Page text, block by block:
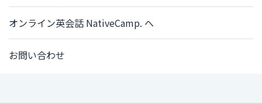
オンライン英会話 NativeCamp. へ
お問い合わせ